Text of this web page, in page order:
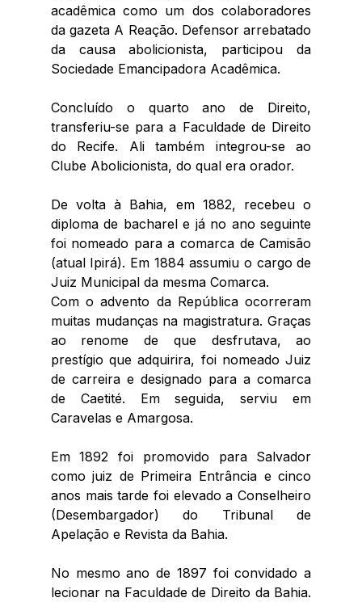
acadêmica como um dos colaboradores
da gazeta A Reação. Defensor arrebatado
da causa abolicionista, participou da
Sociedade Emancipadora Acadêmica.
Concluído o quarto ano de Direito,
transferiu-se para a Faculdade de Direito
do Recife. Ali também integrou-se ao
Clube Abolicionista, do qual era orador.
De volta à Bahia, em 1882, recebeu o
diploma de bacharel e já no ano seguinte
foi nomeado para a comarca de Camisão
(atual Ipirá). Em 1884 assumiu o cargo de
Juiz Municipal da mesma Comarca.
Com o advento da República ocorreram
muitas mudanças na magistratura. Graças
ao renome de que desfrutava, ao
prestígio que adquirira, foi nomeado Juiz
de carreira e designado para a comarca
de Caetité. Em seguida, serviu em
Caravelas e Amargosa.
Em 1892 foi promovido para Salvador
como juiz de Primeira Entrância e cinco
anos mais tarde foi elevado a Conselheiro
(Desembargador) do Tribunal de
Apelação e Revista da Bahia.
No mesmo ano de 1897 foi convidado a
lecionar na Faculdade de Direito da Bahia.